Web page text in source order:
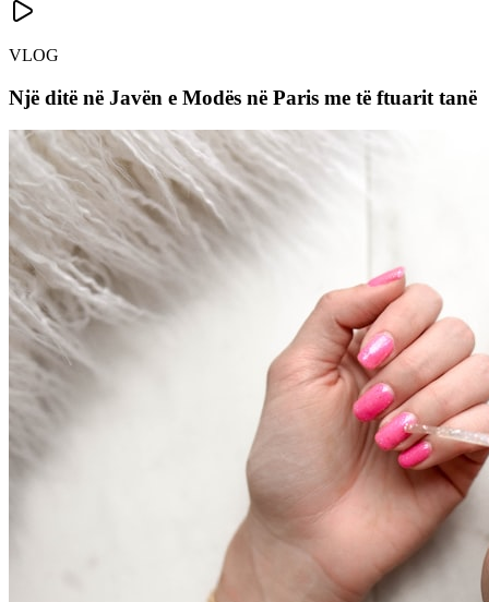
VLOG
Një ditë në Javën e Modës në Paris me të ftuarit tanë